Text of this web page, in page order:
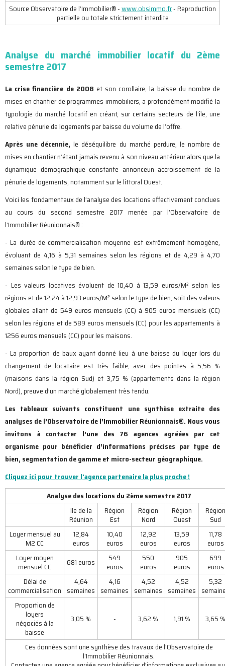
Source Observatoire de l’Immobilier® -www.obsimmo.fr- Reproduction
partielle ou totale strictement interdite
Analyse du marché immobilier locatif du 2ème
semestre 2017
La crise financière de 2008 et son corollaire, la baisse du nombre de
mises en chantier de programmes immobiliers, a profondément modifié la
typologie du marché locatif en créant, sur certains secteurs de l’île, une
relative pénurie de logements par baisse du volume de l’offre.
Après une décennie, le déséquilibre du marché perdure, le nombre de
mises en chantier n’étant jamais revenu à son niveau antérieur alors que la
dynamique démographique constante annonceun accroissement de la
pénurie de logements, notamment sur le littoral Ouest.
Voici les fondamentaux de l’analyse des locations effectivement conclues
au cours du second semestre 2017 menée par l’Observatoire de
l’Immobilier Réunionnais® :
- La durée de commercialisation moyenne est extrêmement homogène,
évoluant de 4,16 à 5,31 semaines selon les régions et de 4,29 à 4,70
semaines selon le type de bien.
- Les valeurs locatives évoluent de 10,40 à 13,59 euros/M² selon les
régions et de 12,24 à 12,93 euros/M² selon le type de bien, soit des valeurs
globales allant de 549 euros mensuels (CC) à 905 euros mensuels (CC)
selon les régions et de 589 euros mensuels (CC) pour les appartements à
1256 euros mensuels (CC) pour les maisons.
- La proportion de baux ayant donné lieu à une baisse du loyer lors du
changement de locataire est très faible, avec des pointes à 5,56 %
(maisons dans la région Sud) et 3,75 % (appartements dans la région
Nord), preuve d’un marché globalement très tendu.
Les tableaux suivants constituent une synthèse extraite des
analyses de l’Observatoire de l’Immobilier Réunionnais®. Nous vous
invitons à contacter l’une des 76 agences agréées par cet
organisme pour bénéficier d’informations précises par type de
bien, segmentation de gamme et micro-secteur géographique.
Cliquez ici pour trouver l'agence partenaire la plus proche !
Analyse des locations du 2ème semestre 2017
Ile de la
Réunion
Région
Est
Région
Nord
Région
Ouest
Région
Sud
Loyer mensuel au
M2 CC
12,84
euros
10,40
euros
12,92
euros
13,59
euros
11,78
euros
Loyer moyen
mensuel CC
681 euros
549
euros
550
euros
905
euros
699
euros
Délai de
commercialisation
4,64
semaines
4,16
semaines
4,52
semaines
4,52
semaines
5,32
Proportion de
loyers
négociés à la
baisse
3,05 % - 3,62 % 1,91 % 3,65 %
Ces données sont une synthèse des travaux de l'Observatoire de
l'Immobilier Réunionnais.